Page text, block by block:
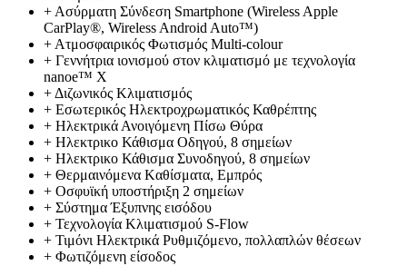
+ Ασύρματη Σύνδεση Smartphone (Wireless Apple
CarPlay®, Wireless Android Auto™)
+ Ατμοσφαιρικός Φωτισμός Multi-colour
+ Γεννήτρια ιονισμού στον κλιματισμό με τεχνολογία
nanoe™ X
+ Διζωνικός Κλιματισμός
+ Εσωτερικός Ηλεκτροχρωματικός Καθρέπτης
+ Ηλεκτρικά Ανοιγόμενη Πίσω Θύρα
+ Ηλεκτρικο Κάθισμα Oδηγού, 8 σημείων
+ Ηλεκτρικο Κάθισμα Συνοδηγού, 8 σημείων
+ Θερμαινόμενα Kαθίσματα, Εμπρός
+ Οσφυϊκή υποστήριξη 2 σημείων
+ Σύστημα Έξυπνης εισόδου
+ Τεχνολογία Κλιματισμού S-Flow
+ Τιμόνι Ηλεκτρικά Ρυθμιζόμενο, πολλαπλών θέσεων
+ Φωτιζόμενη είσοδος